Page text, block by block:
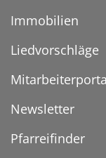
Immobilien
Liedvorschläge
Newsletter
Pfarreifinder